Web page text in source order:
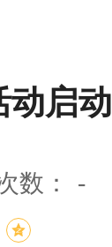
动启动
数：
-